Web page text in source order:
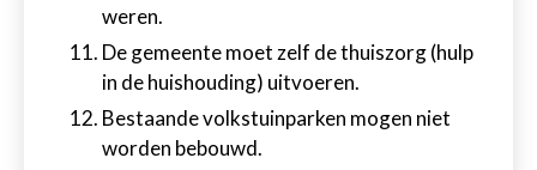
weren.
De gemeente moet zelf de thuiszorg (hulp
in de huishouding) uitvoeren.
Bestaande volkstuinparken mogen niet
worden bebouwd.